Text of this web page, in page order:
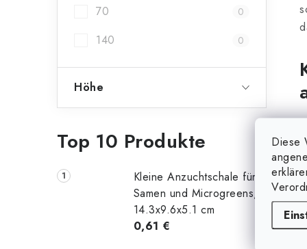
Diese
70 0
140 0
Höhe
Top 10 Produkte
Kleine Anzuchtschale für
Samen und Microgreens,
14.3x9.6x5.1 cm
0,61 €
t
r
i
s
t